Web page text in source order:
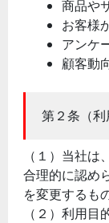
商品や
お客様
アンケ
顧客動
第２条（利
（１）当社
合理的に認め
を変更するも
（２）利用